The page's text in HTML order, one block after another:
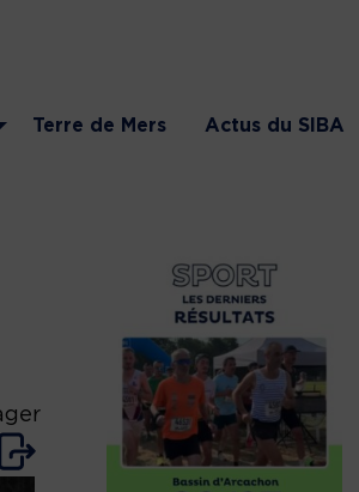
Terre de Mers Actus du SIBA